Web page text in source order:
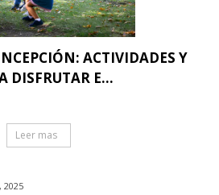
ACTIVIDADES Y
DISFRUTAR E...
Leer mas
2025